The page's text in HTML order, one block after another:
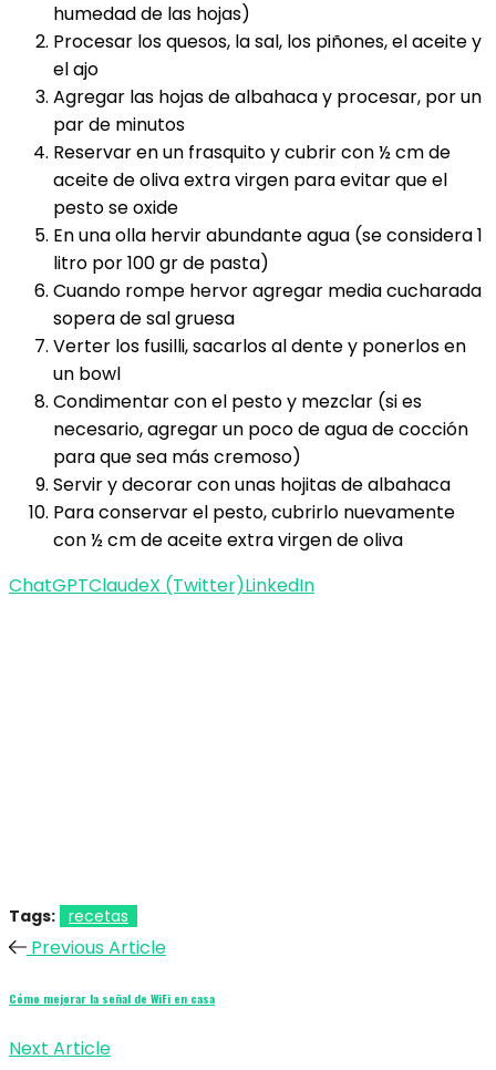
humedad de las hojas)
Procesar los quesos, la sal, los piñones, el aceite y
el ajo
Agregar las hojas de albahaca y procesar, por un
par de minutos
Reservar en un frasquito y cubrir con ½ cm de
aceite de oliva extra virgen para evitar que el
pesto se oxide
En una olla hervir abundante agua (se considera 1
litro por 100 gr de pasta)
Cuando rompe hervor agregar media cucharada
sopera de sal gruesa
Verter los fusilli, sacarlos al dente y ponerlos en
un bowl
Condimentar con el pesto y mezclar (si es
necesario, agregar un poco de agua de cocción
para que sea más cremoso)
Servir y decorar con unas hojitas de albahaca
Para conservar el pesto, cubrirlo nuevamente
con ½ cm de aceite extra virgen de oliva
ChatGPTClaudeX (Twitter)LinkedIn
Tags: recetas
Previous Article
Cómo mejorar la señal de WiFi en casa
Next Article